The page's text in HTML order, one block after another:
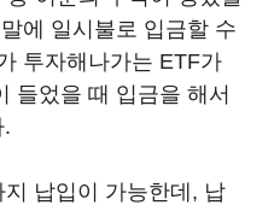
에 일시불로 입금할 수
투자해나가는 ETF가
들었을 때 입금을 해서
납입이 가능한데, 납